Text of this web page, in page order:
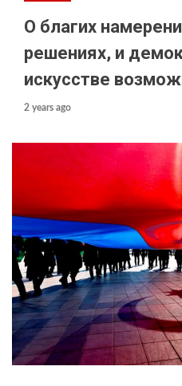
О благих
решениях, и
искусстве
2 years ago